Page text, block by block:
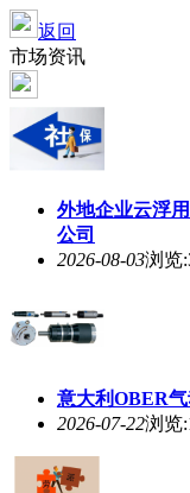
返回
市场资讯
外地企业云浮
公司
2026-08-03浏览
意大利OBER
2026-07-22浏览